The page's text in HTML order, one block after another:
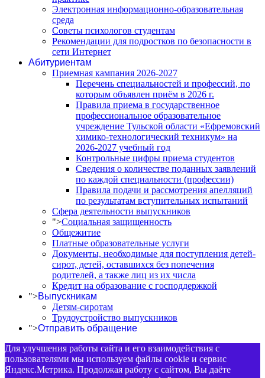
Электронная информационно-образовательная
среда
Советы психологов студентам
Рекомендации для подростков по безопасности в
сети Интернет
Абитуриентам
Приемная кампания 2026-2027
Перечень специальностей и профессий, по
которым объявлен приём в 2026 г.
Правила приема в государственное
профессиональное образовательное
учреждение Тульской области «Ефремовский
химико-технологический техникум» на
2026-2027 учебный год
Контрольные цифры приема студентов
Сведения о количестве поданных заявлений
по каждой специальности (профессии)
Правила подачи и рассмотрения апелляций
по результатам вступительных испытаний
Сфера деятельности выпускников
">Социальная защищенность
Общежитие
Платные образовательные услуги
Документы, необходимые для поступления детей-
сирот, детей, оставшихся без попечения
родителей, а также лиц из их числа
Кредит на образование с господдержкой
">Выпускникам
Детям-сиротам
Трудоустройство выпускников
">Отправить обращение
Для улучшения работы сайта и его взаимодействия с
пользователями мы используем файлы cookie и сервис
Яндекс.Метрика. Продолжая работу с сайтом, Вы даёте